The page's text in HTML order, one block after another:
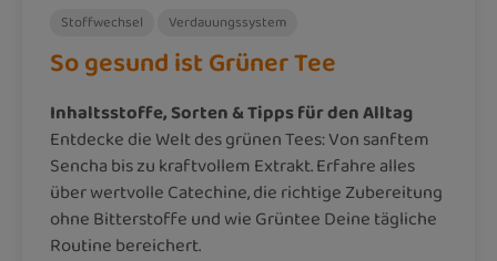
Stoffwechsel Verdauungssystem
So gesund ist Grüner Tee
Inhaltsstoffe, Sorten & Tipps für den Alltag
Entdecke die Welt des grünen Tees: Von sanftem
Sencha bis zu kraftvollem Extrakt. Erfahre alles
über wertvolle Catechine, die richtige Zubereitung
ohne Bitterstoffe und wie Grüntee Deine tägliche
Routine bereichert.